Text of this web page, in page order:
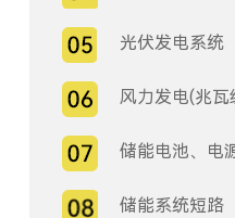
光伏发电系统
风力发电(兆瓦
储能电池、电
储能系统短路